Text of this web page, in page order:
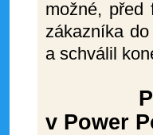
možné, před
zákazníka
a schválil
v Power